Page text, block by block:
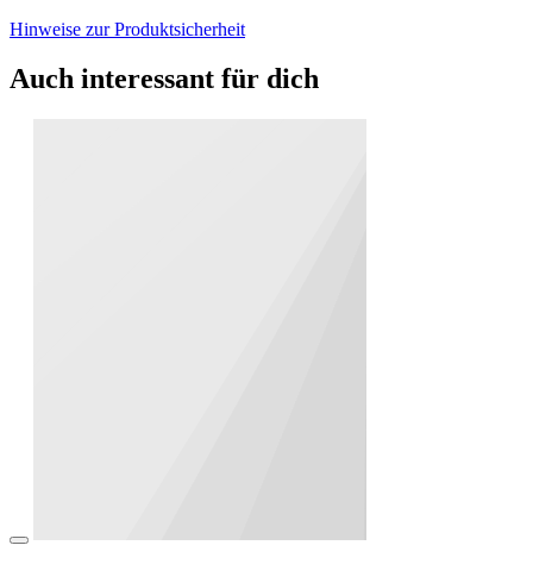
Hinweise zur Produktsicherheit
Auch interessant für dich